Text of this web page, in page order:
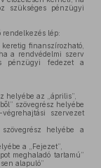
szükséges pénzügyi
rendelkezés lép:
keretig finanszírozható,
a rendvédelmi szerv
pénzügyi fedezet a
helyébe az „április”,
szövegrész helyébe
szervezet
szövegrész helyébe a
a „Fejezet”,
meghaladó tartamú”
alapuló”